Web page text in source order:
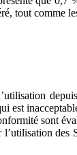
tout comme
est
sont
des